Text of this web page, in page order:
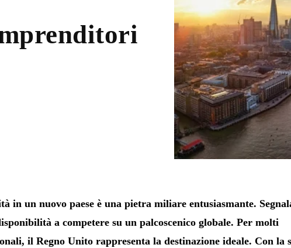
in un nuovo paese è una pietra miliare entusiasmante.
a competere su un palcoscenico globale. Per molti
il Regno Unito rappresenta la destinazione ideale. Con la